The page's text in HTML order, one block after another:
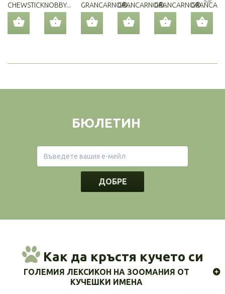
CHEWSTICK...NOBBY... GRANCARNO®...GRANCARNO®...GRANCARNO®...
БЮЛЕТИН
ДОБРЕ
Как да кръстя кучето си
ГОЛЕМИЯ ЛЕКСИКОН НА ЗООМАНИЯ ОТ
КУЧЕШКИ ИМЕНА